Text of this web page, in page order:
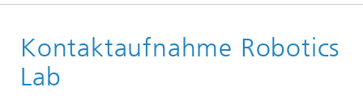
Über uns
Kontaktaufnahme Robotics
Lab